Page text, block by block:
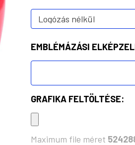
EMBLÉMÁZÁSI
GRAFIKA FELTÖLTÉSE:
Maximum file méret